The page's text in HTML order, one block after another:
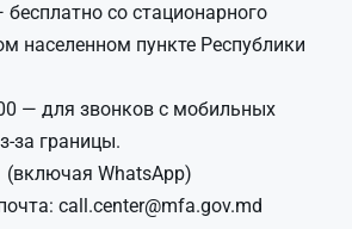
со стационарного
населенном пункте Республики
— для звонков с мобильных
за границы.
WhatsApp)
call.center@mfa.gov.md